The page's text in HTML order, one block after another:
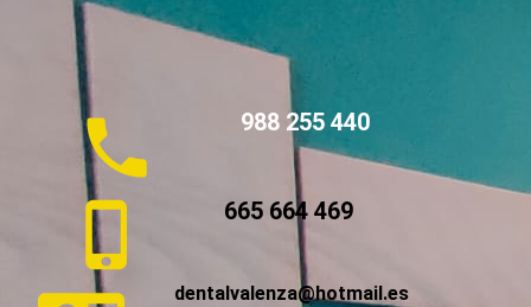
988 255 440
665 664 469
dentalvalenza@hotmail.es